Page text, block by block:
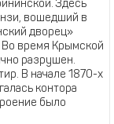
Здесь
вошедший в
дворец»
время Крымской
разрушен.
В начале 1870-х
контора
было